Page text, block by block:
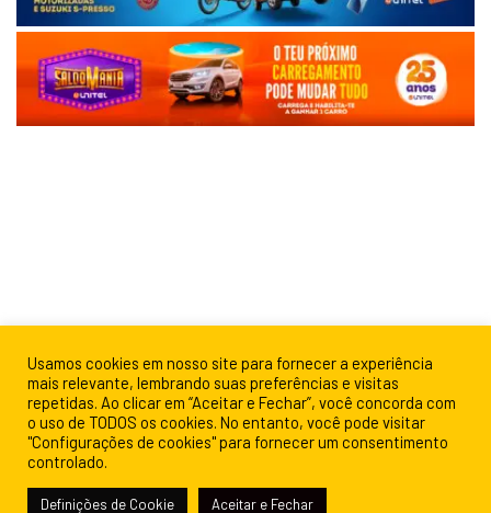
Usamos cookies em nosso site para fornecer a experiência
mais relevante, lembrando suas preferências e visitas
repetidas. Ao clicar em “Aceitar e Fechar”, você concorda com
o uso de TODOS os cookies. No entanto, você pode visitar
"Configurações de cookies" para fornecer um consentimento
controlado.
Definições de Cookie Aceitar e Fechar